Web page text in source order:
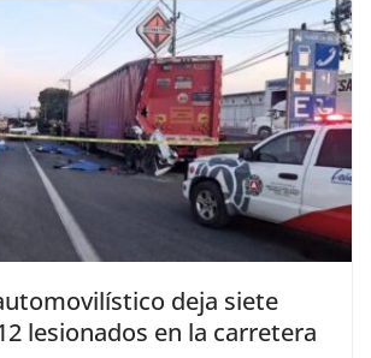
deja siete
lesionados en la carretera